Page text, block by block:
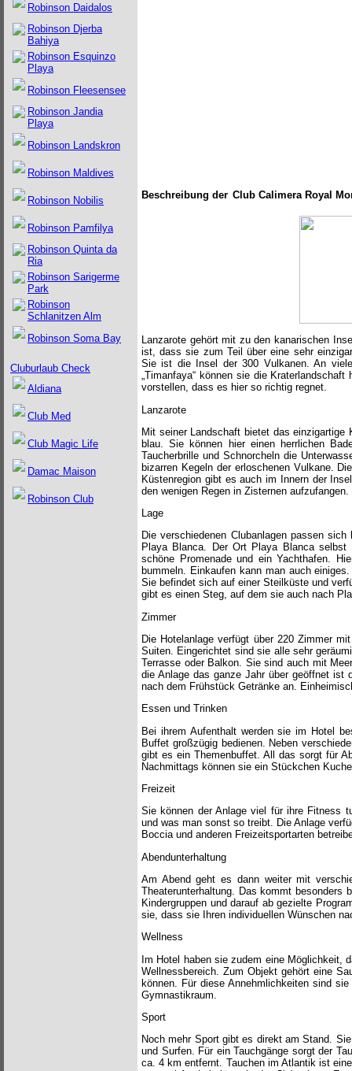
Robinson Daidalos
Robinson Djerba
Bahiya
Robinson Esquinzo
Playa
Robinson Fleesensee
Robinson Jandia
Playa
Robinson Landskron
Robinson Maldives
Robinson Nobilis
Robinson Pamfilya
Robinson Quinta da
Ria
Robinson Sarigerme
Park
Robinson
Schlanitzen Alm
Robinson Soma Bay
Cluburlaub Check
Aldiana
Club Med
Club Magic Life
Damac Maison
Robinson Club
Beschreibung der Club Calimera Royal
Lanzarote gehört mit zu den kanarischen
ist, dass sie zum Teil über eine sehr
Sie ist die Insel der 300 Vulkanen. An
„Timanfaya“ können sie die
vorstellen, dass es hier so richtig regnet.
Lanzarote
Mit seiner Landschaft bietet das
blau. Sie können hier einen herrlichen
Taucherbrille und Schnorcheln die
bizarren Kegeln der erloschenen Vulkane.
Küstenregion gibt es auch im Innern der
den wenigen Regen in Zisternen aufzufangen.
Lage
Die verschiedenen Clubanlagen passen
Playa Blanca. Der Ort Playa Blanca
schöne Promenade und ein Yachthafen.
bummeln. Einkaufen kann man auch
Sie befindet sich auf einer Steilküste und
gibt es einen Steg, auf dem sie auch nach
Zimmer
Die Hotelanlage verfügt über 220 Zimmer
Suiten. Eingerichtet sind sie alle sehr
Terrasse oder Balkon. Sie sind auch mit
die Anlage das ganze Jahr über geöffnet ist
nach dem Frühstück Getränke an.
Essen und Trinken
Bei ihrem Aufenthalt werden sie im Hotel
Buffet großzügig bedienen. Neben
gibt es ein Themenbuffet. All das sorgt für
Nachmittags können sie ein Stückchen
Freizeit
Sie können der Anlage viel für ihre Fitness
und was man sonst so treibt. Die Anlage
Boccia und anderen Freizeitsportarten
Abendunterhaltung
Am Abend geht es dann weiter mit
Theaterunterhaltung. Das kommt besonders
Kindergruppen und darauf ab gezielte
sie, dass sie Ihren individuellen Wünschen
Wellness
Im Hotel haben sie zudem eine Möglichkeit,
Wellnessbereich. Zum Objekt gehört eine
können. Für diese Annehmlichkeiten sind
Gymnastikraum.
Sport
Noch mehr Sport gibt es direkt am Stand.
und Surfen. Für ein Tauchgänge sorgt der
ca. 4 km entfernt. Tauchen im Atlantik ist